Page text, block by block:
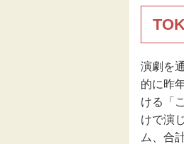
演劇を
的に昨
ける「
けで演
ム、合